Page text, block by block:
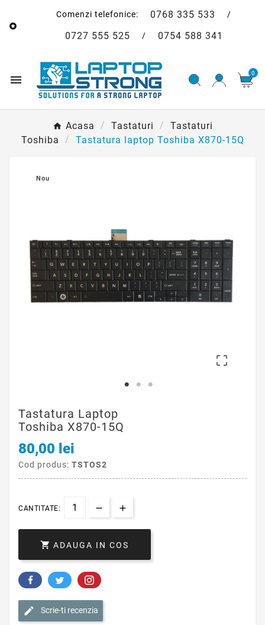

Comenzi telefonice: 0768 335 533
0727 555 525 / 0754 588 341
 0
Acasa Tastaturi
Tastaturi
Toshiba
Tastatura laptop Toshiba X870-15Q
Nou

Tastatura Laptop
Toshiba X870-15Q
80,00 lei
Cod produs: TSTOS2
CANTITATE:
 ADAUGA IN COS
Scrie-ti recenzia